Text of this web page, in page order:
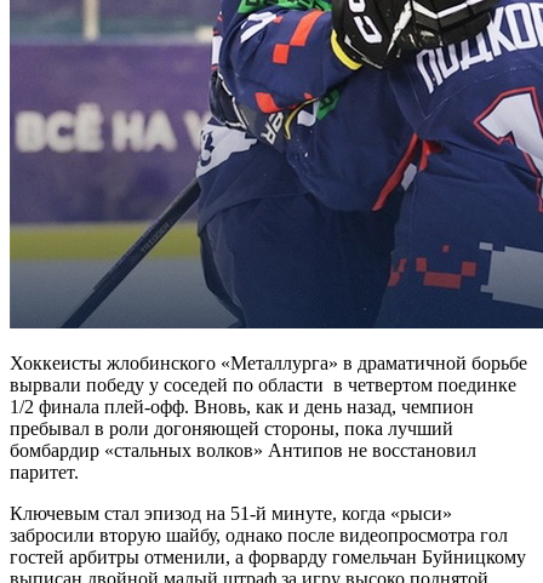
Хоккеисты жлобинского «Металлурга» в драматичной борьбе
вырвали победу у соседей по области в четвертом поединке
1/2 финала плей-офф. Вновь, как и день назад, чемпион
пребывал в роли догоняющей стороны, пока лучший
бомбардир «стальных волков» Антипов не восстановил
паритет.
Ключевым стал эпизод на 51-й минуте, когда «рыси»
забросили вторую шайбу, однако после видеопросмотра гол
гостей арбитры отменили, а форварду гомельчан Буйницкому
выписан двойной малый штраф за игру высоко поднятой